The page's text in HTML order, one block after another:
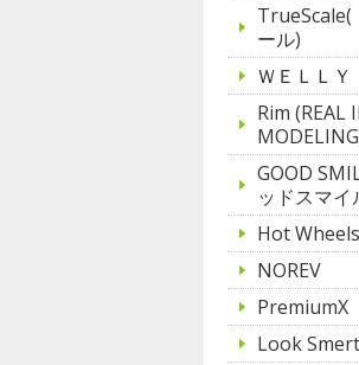
TrueScale(
ール)
ＷＥＬＬＹ
Rim (REAL
GOOD
ッドスマイ
Hot
NOREV
PremiumX
Look Smert